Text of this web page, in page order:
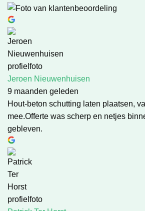
Jeroen Nieuwenhuisen
9 maanden geleden
Hout-beton schutting laten plaatsen,
mee.Offerte was scherp en netjes
gebleven.